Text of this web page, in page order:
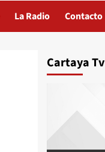
La Radio Contacto
Cartaya Tv